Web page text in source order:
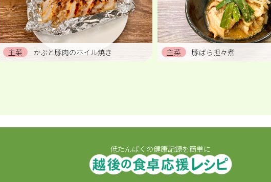
主菜 かぶと豚肉のホイル焼き 主菜 豚ばら担々煮
低たんぱくの健康記録を簡単に